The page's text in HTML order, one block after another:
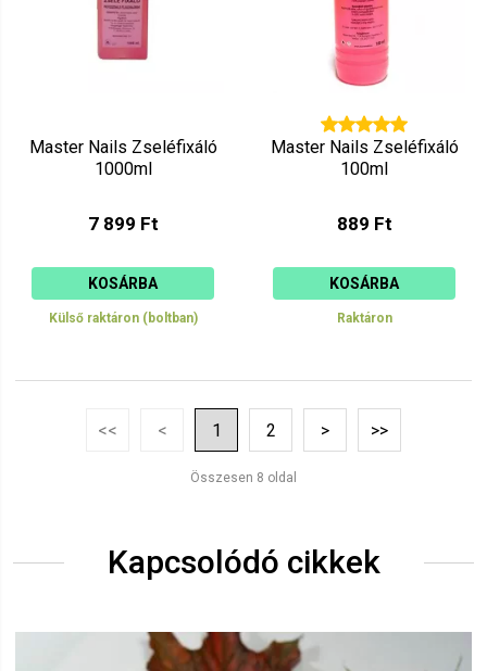
Master Nails Zseléfixáló
1000ml
7 899 Ft
KOSÁRBA
Külső raktáron (boltban)
Master Nails Zseléfixáló
100ml
889 Ft
KOSÁRBA
Raktáron
<< < 1 2 > >>
Összesen 8 oldal
Kapcsolódó cikkek